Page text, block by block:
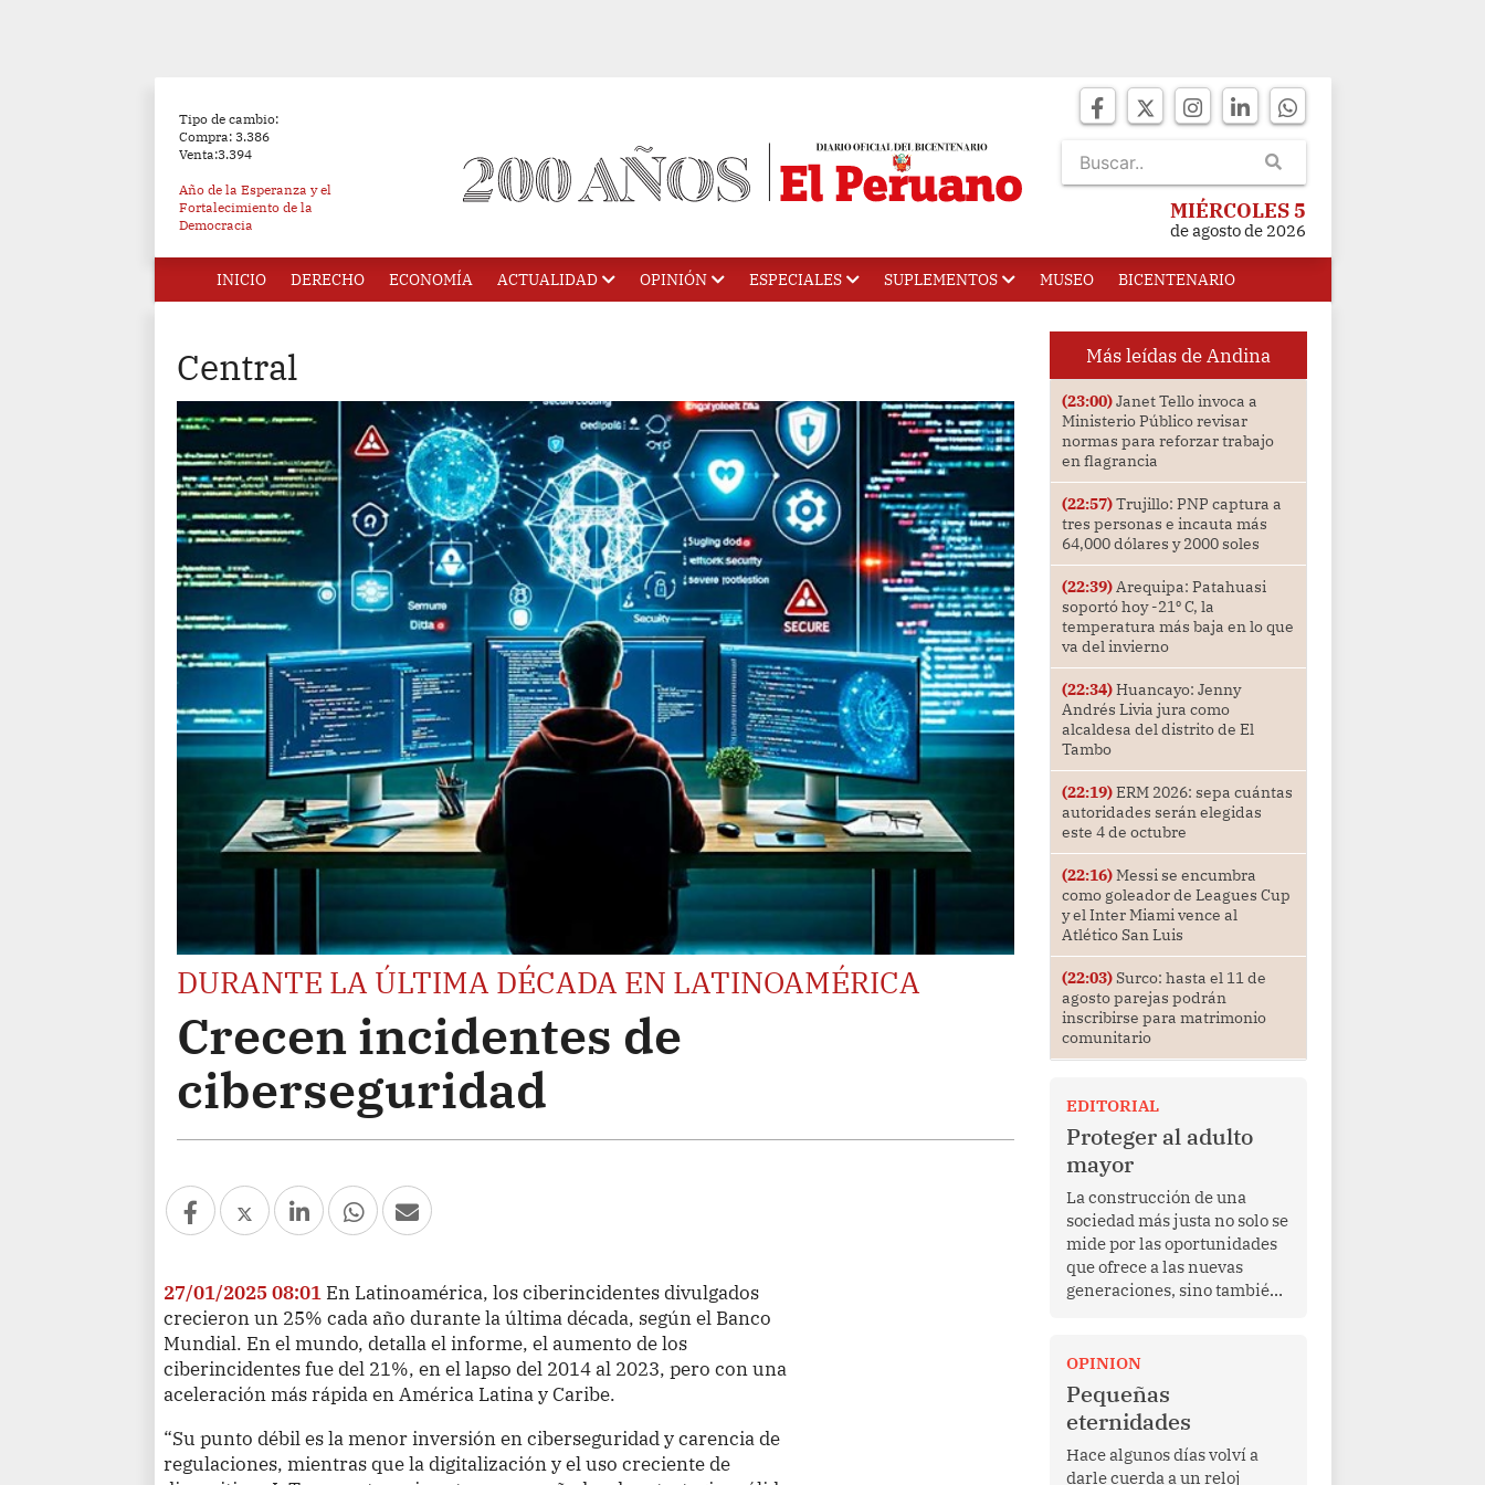
Tipo de cambio:
Compra: 3.386
Venta:3.394
Año de la Esperanza y el
Fortalecimiento de la
Democracia
MIÉRCOLES 5
de agosto de 2026
INICIO DERECHO ECONOMÍA ACTUALIDAD OPINIÓN ESPECIALES SUPLEMENTOS MUSEO BICENTENARIO
Central
DURANTE LA ÚLTIMA DÉCADA EN LATINOAMÉRICA
Crecen incidentes de
ciberseguridad
27/01/2025 08:01 En Latinoamérica, los ciberincidentes divulgados
crecieron un 25% cada año durante la última década, según el Banco
Mundial. En el mundo, detalla el informe, el aumento de los
ciberincidentes fue del 21%, en el lapso del 2014 al 2023, pero con una
aceleración más rápida en América Latina y Caribe.
“Su punto débil es la menor inversión en ciberseguridad y carencia de
regulaciones, mientras que la digitalización y el uso creciente de
Más leídas de Andina
(23:00)Janet Tello invoca a
Ministerio Público revisar
normas para reforzar trabajo
en flagrancia
(22:57)Trujillo: PNP captura a
tres personas e incauta más
64,000 dólares y 2000 soles
(22:39)Arequipa: Patahuasi
soportó hoy -21⁰ C, la
temperatura más baja en lo que
va del invierno
(22:34)Huancayo: Jenny
Andrés Livia jura como
alcaldesa del distrito de El
Tambo
(22:19)ERM 2026: sepa cuántas
autoridades serán elegidas
este 4 de octubre
(22:16)Messi se encumbra
como goleador de Leagues Cup
y el Inter Miami vence al
Atlético San Luis
(22:03)Surco: hasta el 11 de
agosto parejas podrán
inscribirse para matrimonio
comunitario
EDITORIAL
Proteger al adulto
mayor
La construcción de una
sociedad más justa no solo se
mide por las oportunidades
que ofrece a las nuevas
generaciones, sino también
de una vida de esfuerzo y
trabajo, afrontan la vejez en
condiciones de
vulnerabilidad. El anuncio
formulado por la presidenta
de la república, Keiko
OPINION
Pequeñas
eternidades
Hace algunos días volví a
darle cuerda a un reloj